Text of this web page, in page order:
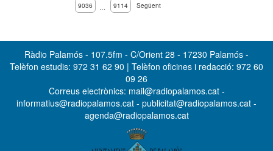
9036
… 9114 Següent
Ràdio Palamós - 107.5fm - C/Orient 28 - 17230 Palamós -
Telèfon estudis: 972 31 62 90 | Telèfon oficines i redacció: 972 60
09 26
Correus electrònics: mail@radiopalamos.cat -
informatius@radiopalamos.cat - publicitat@radiopalamos.cat -
agenda@radiopalamos.cat